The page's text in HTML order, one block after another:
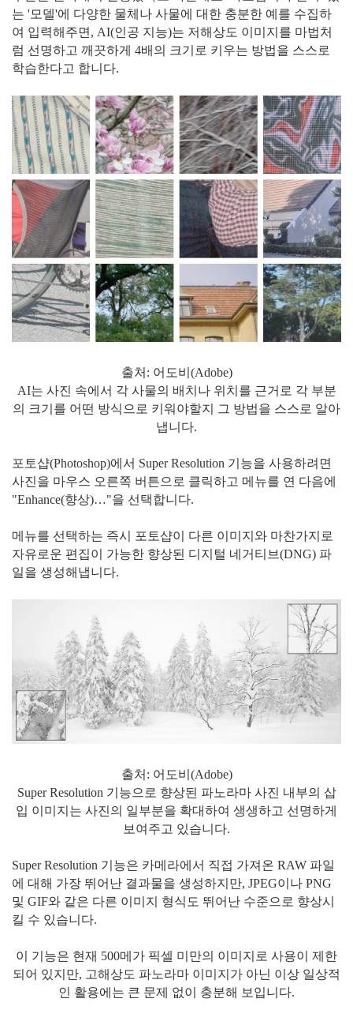
는 '모델'에 다양한 물체나 사물에 대한 충분한 예를 수집하
여 입력해주면, AI(인공 지능)는 저해상도 이미지를 마법처
럼 선명하고 깨끗하게 4배의 크기로 키우는 방법을 스스로
학습한다고 합니다.
출처: 어도비(Adobe)
AI는 사진 속에서 각 사물의 배치나 위치를 근거로 각 부분
의 크기를 어떤 방식으로 키워야할지 그 방법을 스스로 알아
냅니다.
포토샵(Photoshop)에서 Super Resolution 기능을 사용하려면
사진을 마우스 오른쪽 버튼으로 클릭하고 메뉴를 연 다음에
"Enhance(향상)…"을 선택합니다.
메뉴를 선택하는 즉시 포토샵이 다른 이미지와 마찬가지로
자유로운 편집이 가능한 향상된 디지털 네거티브(DNG) 파
일을 생성해냅니다.
출처: 어도비(Adobe)
Super Resolution 기능으로 향상된 파노라마 사진 내부의 삽
입 이미지는 사진의 일부분을 확대하여 생생하고 선명하게
보여주고 있습니다.
Super Resolution 기능은 카메라에서 직접 가져온 RAW 파일
에 대해 가장 뛰어난 결과물을 생성하지만, JPEG이나 PNG
및 GIF와 같은 다른 이미지 형식도 뛰어난 수준으로 향상시
킬 수 있습니다.
이 기능은 현재 500메가 픽셀 미만의 이미지로 사용이 제한
되어 있지만, 고해상도 파노라마 이미지가 아닌 이상 일상적
인 활용에는 큰 문제 없이 충분해 보입니다.